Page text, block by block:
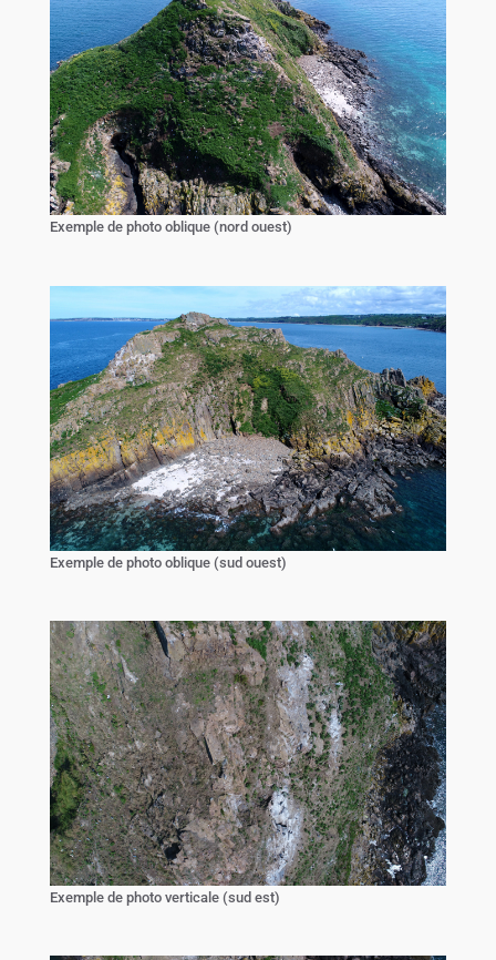
Exemple de photo oblique (nord ouest)
Exemple de photo oblique (sud ouest)
Exemple de photo verticale (sud est)